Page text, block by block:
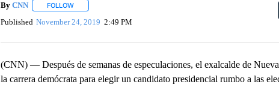
By CNN FOLLOWFOLLOW "" TO RECEIVE NOTIFICATIONS ABOUT NEW PAGES ON
Published November 24, 2019 2:49 PM
(CNN) — Después de semanas de especulaciones, el exalcalde de
la carrera demócrata para elegir un candidato presidencial rumbo a las